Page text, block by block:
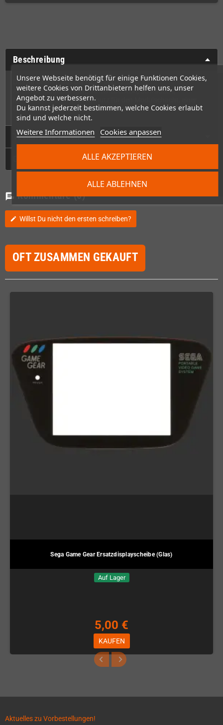
Unsere Webseite benötigt für einige Funktionen Cookies,
weitere Cookies von Drittanbietern helfen uns, unser
Angebot zu verbessern.
Du kannst jederzeit bestimmen, welche Cookies erlaubt
sind und welche nicht.
Weitere Informationen Cookies anpassen
ALLE ABLEHNEN
ALLE AKZEPTIEREN
Beschreibung
Das Kit besteht aus der Ober- und Unterseite,
Anschlussabdeckungen, Batteriedeckeln, Schrauben,
Metallfedern, dem Metallschutz für den Modulschacht, einer
Glasfrontscheibe sowie neuen Buttons.
Technische Daten
chat Kommentare (0)
edit Willst Du nicht den ersten schreiben?
OFT ZUSAMMEN GEKAUFT
Sega Game Gear Ersatzdisplayscheibe (Glas)
Auf Lager
5,00 €
KAUFEN
Aktuelles zu Vorbestellungen!